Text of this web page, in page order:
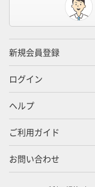
新規会員登録
ログイン
ヘルプ
ご利用ガイド
お問い合わせ